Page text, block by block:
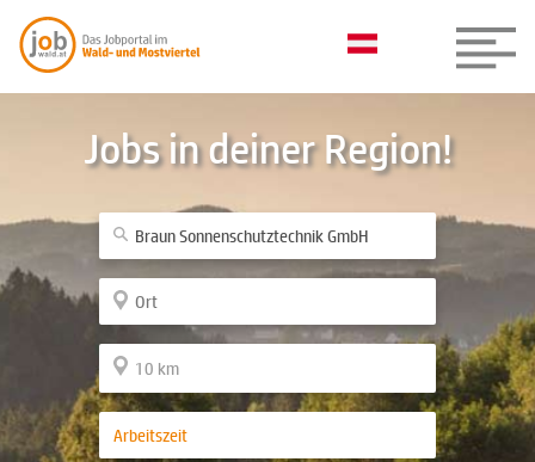
Jobs in deiner Region!